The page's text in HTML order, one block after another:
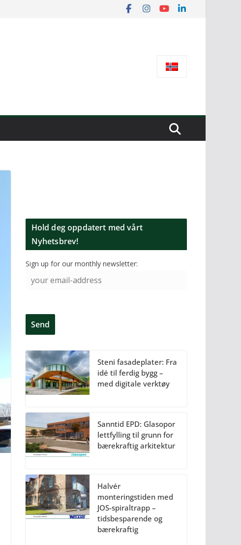
Hold deg oppdatert med vårt
Nyhetsbrev!
Sign up for our monthly newsletter:
Steni fasadeplater: Fra
idé til ferdig bygg –
med digitale verktøy
Sanntid EPD: Glasopor
lettfylling til grunn for
bærekraftig arkitektur
Halvér
monteringstiden med
JOS-spiraltrapp –
tidsbesparende og
bærekraftig